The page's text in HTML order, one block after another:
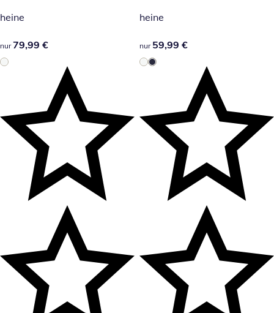
heine
79,99 €
nur 79,99 €
heine
59,99 €
nur 59,99 €